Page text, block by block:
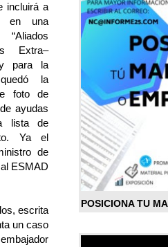
incluirá a
en una
Extra–
para la
la
foto de
ayudas
lista de
Ya el
de
ESMAD
escrita
un caso
POSICIONA TU